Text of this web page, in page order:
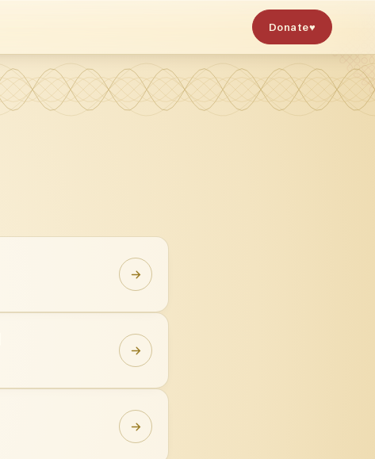
Donate♥